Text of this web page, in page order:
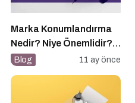
Marka Konumlandırma
Nedir? Niye Önemlidir?
Nasıl Yapılır?
Blog 11 ay önce